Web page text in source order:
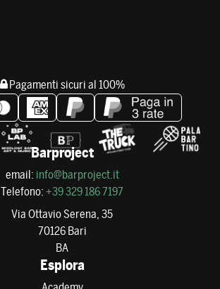
Pagamenti sicuri al 100%
Barproject
email: info@barproject.it
Telefono: +39 329 186 7197
Via Ottavio Serena, 35
70126 Bari
BA
Esplora